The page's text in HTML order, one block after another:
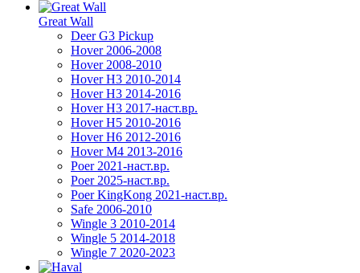
Great Wall
Deer G3 Pickup
Hover 2006-2008
Hover 2008-2010
Hover H3 2010-2014
Hover H3 2014-2016
Hover H3 2017-наст.вр.
Hover H5 2010-2016
Hover H6 2012-2016
Hover M4 2013-2016
Poer 2021-наст.вр.
Poer 2025-наст.вр.
Poer KingKong 2021-наст.вр.
Safe 2006-2010
Wingle 3 2010-2014
Wingle 5 2014-2018
Wingle 7 2020-2023